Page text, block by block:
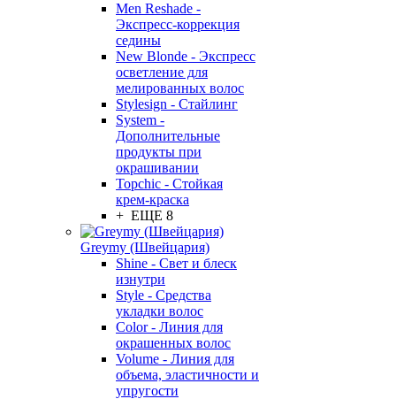
Men Reshade -
Экспресс-коррекция
седины
New Blonde - Экспресс
осветление для
мелированных волос
Stylesign - Стайлинг
System -
Дополнительные
продукты при
окрашивании
Topchic - Стойкая
крем-краска
+ ЕЩЕ 8
Greymy (Швейцария)
Shine - Свет и блеск
изнутри
Style - Средства
укладки волос
Color - Линия для
окрашенных волос
Volume - Линия для
объема, эластичности и
упругости